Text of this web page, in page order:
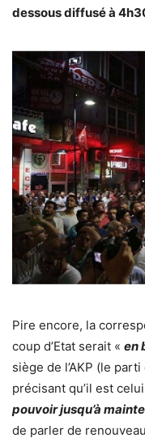
dessous diffusé à
Pire encore, la
coup d’Etat serait « en
siège de l’AKP (le
précisant qu’il est
pouvoir jusqu’à
de parler de